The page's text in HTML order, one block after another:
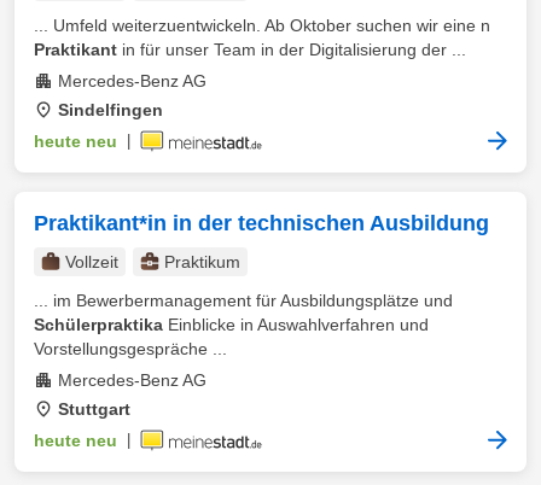
... Umfeld weiterzuentwickeln. Ab Oktober suchen wir eine n
Praktikant in für unser Team in der Digitalisierung der ...
Mercedes-Benz AG
Sindelfingen
heute neu
Praktikant*in in der technischen Ausbildung
Vollzeit
Praktikum
... im Bewerbermanagement für Ausbildungsplätze und
Schülerpraktika Einblicke in Auswahlverfahren und
Vorstellungsgespräche ...
Mercedes-Benz AG
Stuttgart
heute neu